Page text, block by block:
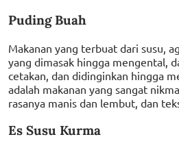
Puding Buah
Makanan yang terbuat dari susu,
yang dimasak hingga mengental,
cetakan, dan didinginkan hingga
adalah makanan yang sangat
rasanya manis dan lembut, dan
Es Susu Kurma